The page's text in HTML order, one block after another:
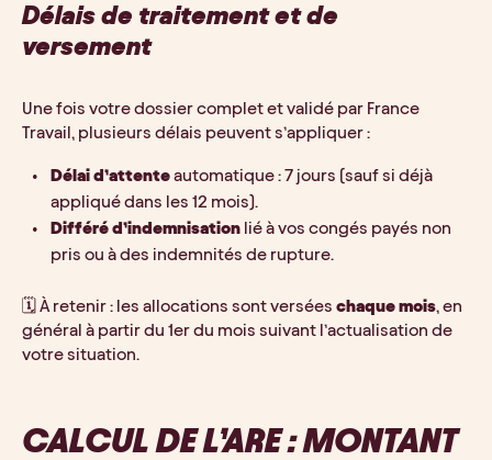
Délais de traitement et de
versement
Une fois votre dossier complet et validé par France
Travail, plusieurs délais peuvent s’appliquer :
Délai d’attente automatique : 7 jours (sauf si déjà
appliqué dans les 12 mois).
Différé d’indemnisation lié à vos congés payés non
pris ou à des indemnités de rupture.
🗓️ À retenir : les allocations sont versées chaque mois, en
général à partir du 1er du mois suivant l’actualisation de
votre situation.
CALCUL DE L’ARE : MONTANT